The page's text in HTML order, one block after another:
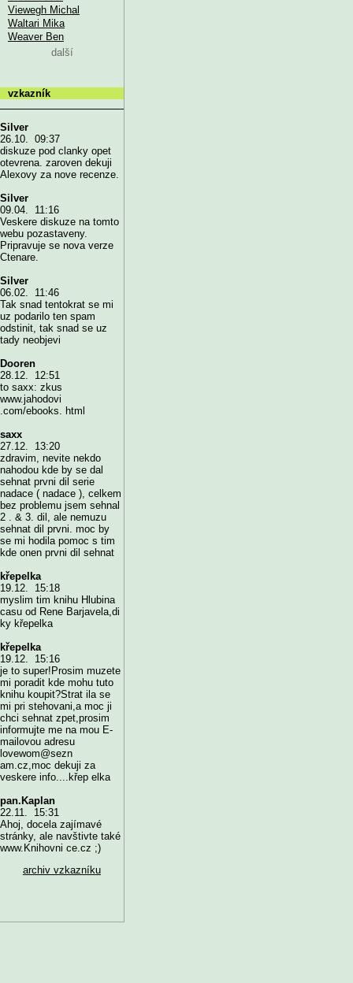
Viewegh Michal
Waltari Mika
Weaver Ben
další
vzkazník
Silver
26.10. 09:37
diskuze pod clanky opet
otevrena. zaroven dekuji
Alexovy za nove recenze.
Silver
09.04. 11:16
Veskere diskuze na tomto
webu pozastaveny.
Pripravuje se nova verze
Ctenare.
Silver
06.02. 11:46
Tak snad tentokrat se mi
uz podarilo ten spam
odstinit, tak snad se uz
tady neobjevi
Dooren
28.12. 12:51
to saxx: zkus
www.jahodovi
.com/ebooks. html
saxx
27.12. 13:20
zdravim, nevite nekdo
nahodou kde by se dal
sehnat prvni dil serie
nadace ( nadace ), celkem
bez problemu jsem sehnal
2 . & 3. dil, ale nemuzu
sehnat dil prvni. moc by
se mi hodila pomoc s tim
kde onen prvni dil sehnat
křepelka
19.12. 15:18
myslim tim knihu Hlubina
casu od Rene Barjavela,di
ky křepelka
křepelka
19.12. 15:16
je to super!Prosim muzete
mi poradit kde mohu tuto
knihu koupit?Strat ila se
mi pri stehovani,a moc ji
chci sehnat zpet,prosim
informujte me na mou E-
mailovou adresu
lovewom@sezn
am.cz,moc dekuji za
veskere info....křep elka
pan.Kaplan
22.11. 15:31
Ahoj, docela zajímavé
stránky, ale navštivte také
www.Knihovni ce.cz ;)
archiv vzkazníku